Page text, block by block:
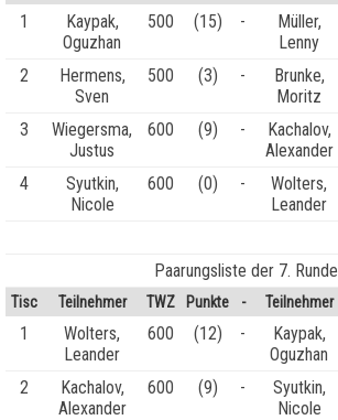
1
Kaypak,
Oguzhan
500 (15) -
Müller,
Lenny
2
Hermens,
Sven
500 (3) -
Brunke,
Moritz
3
Wiegersma,
Justus
600 (9) -
Kachalov,
Alexander
4
Syutkin,
Nicole
600 (0) -
Wolters,
Leander
Paarungsliste der 7. Runde
Tisc Teilnehmer TWZ Punkte - Teilnehmer
1
Wolters,
Leander
600 (12) -
Kaypak,
Oguzhan
2
Kachalov,
Alexander
600 (9) -
Syutkin,
Nicole